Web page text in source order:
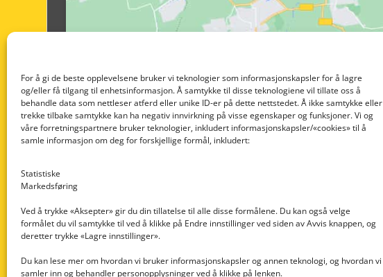
For å gi de beste opplevelsene bruker vi teknologier som informasjonskapsler for å lagre
og/eller få tilgang til enhetsinformasjon. Å samtykke til disse teknologiene vil tillate oss å
behandle data som nettleser atferd eller unike ID-er på dette nettstedet. Å ikke samtykke eller
trekke tilbake samtykke kan ha negativ innvirkning på visse egenskaper og funksjoner. Vi og
våre forretningspartnere bruker teknologier, inkludert informasjonskapsler/«cookies» til å
samle informasjon om deg for forskjellige formål, inkludert:
Statistiske
Markedsføring
Ved å trykke «Aksepter» gir du din tillatelse til alle disse formålene. Du kan også velge
formålet du vil samtykke til ved å klikke på Endre innstillinger ved siden av Avvis knappen, og
deretter trykke «Lagre innstillinger».
Du kan lese mer om hvordan vi bruker informasjonskapsler og annen teknologi, og hvordan vi
samler inn og behandler personopplysninger ved å klikke på lenken.
Nedre Nøttveit 60, 5238 Rådal
Email: post@dekkogdeler.com